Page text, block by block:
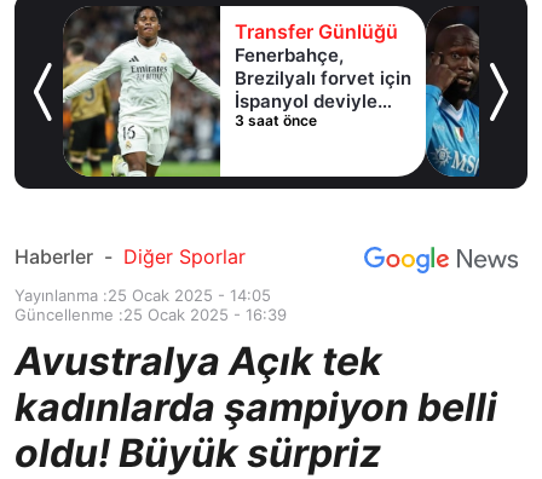
Transfer Günlüğü
Fenerbahçe,
Brezilyalı forvet için
İspanyol deviyle
masaya oturdu!
3 saat önce
Haberler - Diğer Sporlar
Yayınlanma :25 Ocak 2025 - 14:05
Güncellenme :25 Ocak 2025 - 16:39
Avustralya Açık tek
kadınlarda şampiyon belli
oldu! Büyük sürpriz